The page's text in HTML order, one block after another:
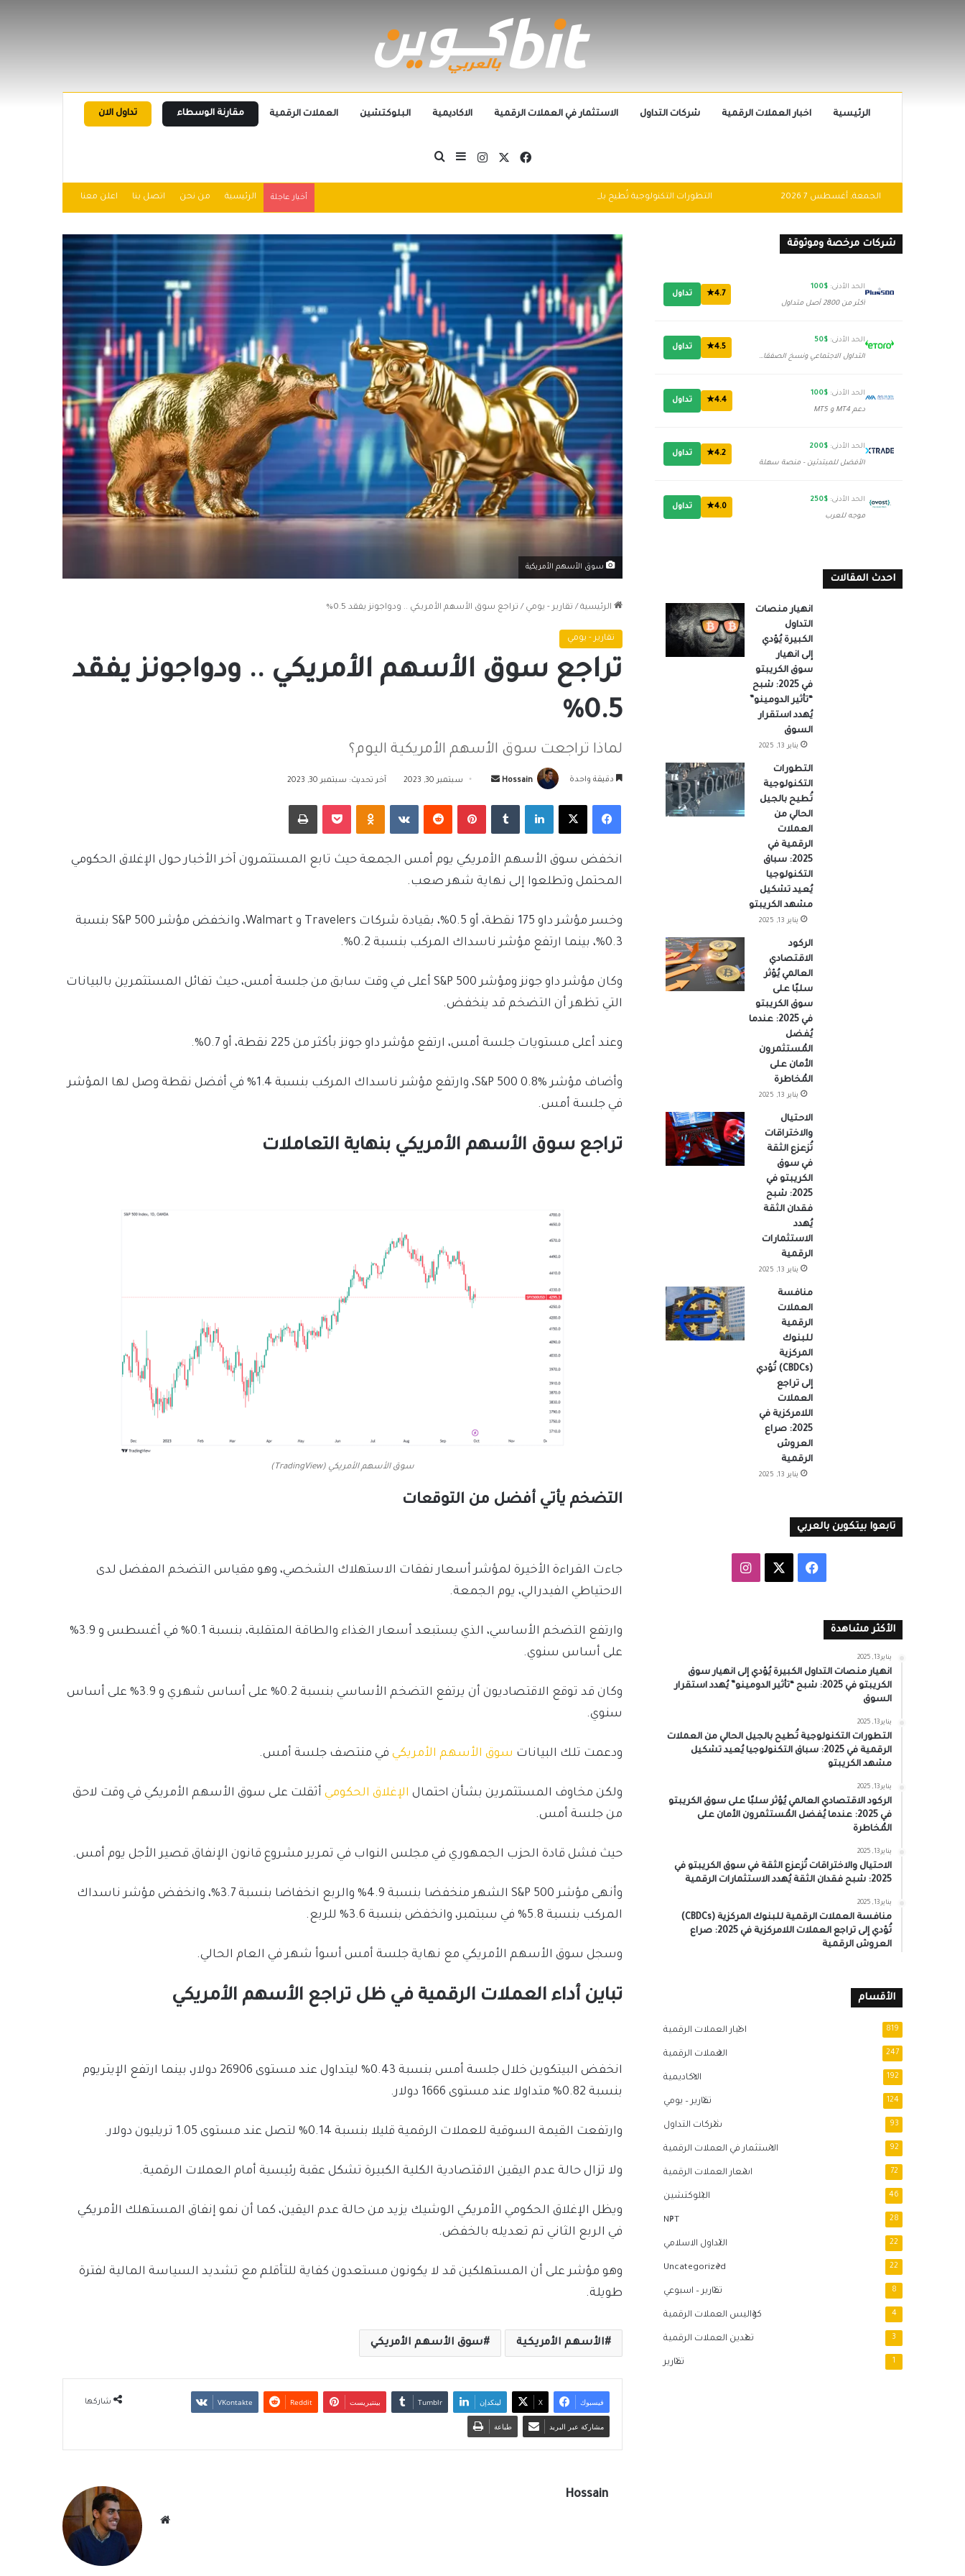
الرئيسية تداول الان اخبار العملات الرقمية شركات التداول الاستثمار في العملات الرقمية الاكاديمية البلوكتشين العملات الرقمية مقارنة الوسطاء
فيسبوكانستقرامإضافة عمود جانبي
بحث عن
الجمعة, أغسطس 7 2026 أخبار عاجلة الرئيسية من نحن اتصل بنا اعلن معنا
سوق الأسهم الأمريكية
الرئيسية / تقارير - يومي / تراجع سوق الأسهم الأمريكي .. ودواجونز يفقد 0.5%
تقارير - يومي
تراجع سوق الأسهم الأمريكي .. ودواجونز يفقد
0.5%
لماذا تراجعت سوق الأسهم الأمريكية اليوم؟
Hossain
أرسل
إلكترونيا
سبتمبر 30, 2023 آخر تحديث: سبتمبر 30, 2023 دقيقة واحدة
فيسبوك ‫X لينكدإن بينتيريست Odnoklassniki
‫Pocket طباعة
انخفض سوق الأسهم الأمريكي يوم أمس الجمعة حيث تابع المستثمرون آخر الأخبار حول الإغلاق الحكومي
المحتمل وتطلعوا إلى نهاية شهر صعب.
وخسر مؤشر داو 175 نقطة، أو 0.5%، بقيادة شركات Travelers و Walmart، وانخفض مؤشر S&P 500 بنسبة
0.3%، بينما ارتفع مؤشر ناسداك المركب بنسبة 0.2%.
وكان مؤشر داو جونز ومؤشر S&P 500 أعلى في وقت سابق من جلسة أمس، حيث تفائل المستثمرين بالبيانات
التي تظهر أن التضخم قد ينخفض.
وعند أعلى مستويات جلسة أمس، ارتفع مؤشر داو جونز بأكثر من 225 نقطة، أو 0.7%.
وأضاف مؤشر S&P 500 0.8%، وارتفع مؤشر ناسداك المركب بنسبة 1.4% في أفضل نقطة وصل لها المؤشر
في جلسة أمس.
تراجع سوق الأسهم الأمريكي بنهاية التعاملات
سوق الأسهم الأمريكي (TradingView)
التضخم يأتي أفضل من التوقعات
جاءت القراءة الأخيرة لمؤشر أسعار نفقات الاستهلاك الشخصي، وهو مقياس التضخم المفضل لدى
الاحتياطي الفيدرالي، يوم الجمعة.
وارتفع التضخم الأساسي، الذي يستبعد أسعار الغذاء والطاقة المتقلبة، بنسبة 0.1% في أغسطس و 3.9%
على أساس سنوي.
وكان قد توقع الاقتصاديون أن يرتفع التضخم الأساسي بنسبة 0.2% على أساس شهري و 3.9% على أساس
سنوي.
ودعمت تلك البيانات سوق الأسهم الأمريكي في منتصف جلسة أمس.
ولكن مخاوف المستثمرين بشأن احتمال الإغلاق الحكومي أثقلت على سوق الأسهم الأمريكي في وقت لاحق
من جلسة أمس.
حيث فشل قادة الحزب الجمهوري في مجلس النواب في تمرير مشروع قانون الإنفاق قصير الأجل يوم أمس.
وأنهى مؤشر S&P 500 الشهر منخفضا بنسبة 4.9% والربع انخفاضا بنسبة 3.7%، وانخفض مؤشر ناسداك
المركب بنسبة 5.8% في سبتمبر، وانخفض بنسبة 3.6% للربع.
وسجل سوق الأسهم الأمريكي مع نهاية جلسة أمس أسوأ شهر في العام الحالي.
تباين أداء العملات الرقمية في ظل تراجع الأسهم الأمريكي
انخفض البيتكوين خلال جلسة أمس بنسبة 0.43% ليتداول عند مستوى 26906 دولار، بينما ارتفع الإيتريوم
بنسبة 0.82% متداولا عند مستوى 1666 دولار.
وارتفعت القيمة السوقية للعملات الرقمية قليلا بنسبة 0.14% لتصل عند مستوى 1.05 تريليون دولار.
ولا تزال حالة عدم اليقين ​​الاقتصادية الكلية الكبيرة تشكل عقبة رئيسية أمام العملات الرقمية.
ويظل الإغلاق الحكومي الأمريكي الوشيك يزيد من حالة عدم اليقين، كما أن نمو إنفاق المستهلك الأمريكي
في الربع الثاني تم تعديله بالخفض.
وهو مؤشر على أن المستهلكين قد لا يكونون مستعدون كفاية للتأقلم مع تشديد السياسة المالية لفترة
طويلة.
الأسهم الأمريكية سوق الأسهم الأمريكي
شاركها فيسبوك ‫X لينكدإن بينتيريست
مشاركة عبر البريد طباعة
Hossain
موقع
الويب
شركات مرخصة وموثوقة
الحد الأدنى: $100
أكثر من 2800 أصل متداول
4.7★ تداول
الحد الأدنى: $50
التداول الاجتماعي ونسخ الصفقات
4.5★ تداول
الحد الأدنى: $100
دعم MT4 و MT5
4.4★ تداول
الحد الأدنى: $200
الأفضل للمبتدئين - منصة سهلة
4.2★ تداول
الحد الأدنى: $250
موجه للعرب
4.0★ تداول
احدث المقالات
انهيار منصات
التداول
الكبيرة يُؤدي
إلى انهيار
سوق الكريبتو
في 2025: شبح
“تأثير الدومينو”
يُهدد استقرار
السوق
يناير 13, 2025
التطورات
التكنولوجية
تُطيح بالجيل
الحالي من
العملات
الرقمية في
2025: سباق
التكنولوجيا
يُعيد تشكيل
مشهد الكريبتو
يناير 13, 2025
الركود
الاقتصادي
العالمي يُؤثر
سلبًا على
سوق الكريبتو
في 2025: عندما
يُفضل
المُستثمرون
الأمان على
المُخاطرة
يناير 13, 2025
الاحتيال
والاختراقات
تُزعزع الثقة
في سوق
الكريبتو في
2025: شبح
فقدان الثقة
يُهدد
الاستثمارات
الرقمية
يناير 13, 2025
منافسة
العملات
الرقمية
للبنوك
المركزية
(CBDCs) تُؤدي
إلى تراجع
العملات
اللامركزية في
2025: صراع
العروش
الرقمية
يناير 13, 2025
تابعوا بيتكوين بالعربي
فيسبوك انستقرام
الأكثر مشاهدة
يناير 13, 2025
انهيار منصات التداول الكبيرة يُؤدي إلى انهيار سوق
الكريبتو في 2025: شبح “تأثير الدومينو” يُهدد استقرار
السوق
يناير 13, 2025
التطورات التكنولوجية تُطيح بالجيل الحالي من العملات
الرقمية في 2025: سباق التكنولوجيا يُعيد تشكيل
مشهد الكريبتو
يناير 13, 2025
الركود الاقتصادي العالمي يُؤثر سلبًا على سوق الكريبتو
في 2025: عندما يُفضل المُستثمرون الأمان على
المُخاطرة
يناير 13, 2025
الاحتيال والاختراقات تُزعزع الثقة في سوق الكريبتو في
2025: شبح فقدان الثقة يُهدد الاستثمارات الرقمية
يناير 13, 2025
منافسة العملات الرقمية للبنوك المركزية (CBDCs)
تُؤدي إلى تراجع العملات اللامركزية في 2025: صراع
العروش الرقمية
الأقسام
اخبار العملات الرقمية 819
العملات الرقمية 247
الاكاديمية 192
تقارير – يومي 124
شركات التداول 93
الاستثمار في العملات الرقمية 92
اسعار العملات الرقمية 72
البلوكتشين 46
NFT 28
التداول الاسلامي 22
Uncategorized 22
تقارير – اسبوعي 8
كواليس العملات الرقمية 4
تعدين العملات الرقمية 3
تقارير 1